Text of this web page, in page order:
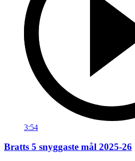
3:54
Bratts 5 snyggaste mål 2025-26